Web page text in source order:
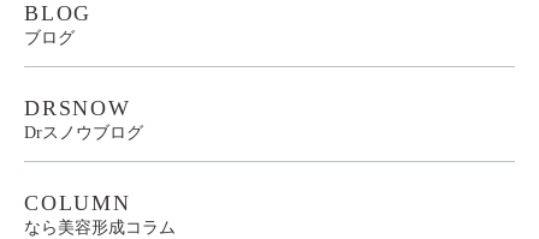
BLOG
ブログ
DRSNOW
Drスノウブログ
COLUMN
なら美容形成コラム